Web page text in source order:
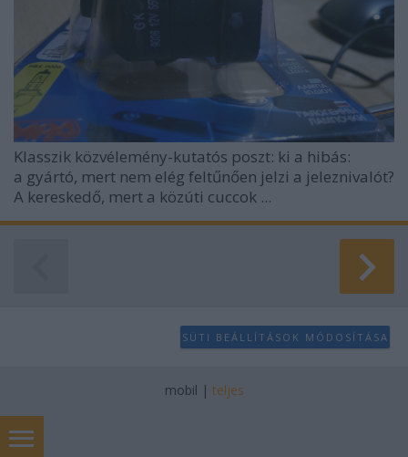
Klasszik közvélemény-kutatós poszt: ki a hibás:
a gyártó, mert nem elég feltűnően jelzi a jeleznivalót?
A kereskedő, mert a közúti cuccok ...
SÜTI BEÁLLÍTÁSOK MÓDOSÍTÁSA
mobil | teljes